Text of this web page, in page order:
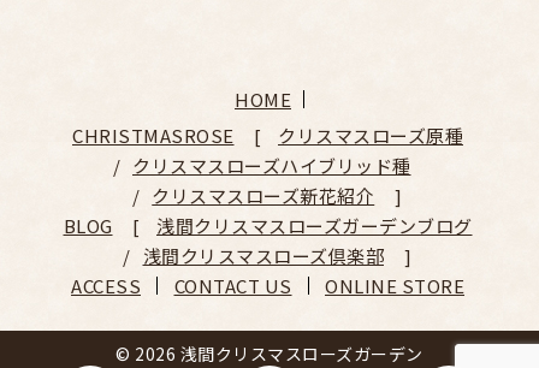
HOME
CHRISTMASROSE
クリスマスローズ原種
クリスマスローズハイブリッド種
クリスマスローズ新花紹介
BLOG
浅間クリスマスローズガーデンブログ
浅間クリスマスローズ倶楽部
ACCESS
CONTACT US ONLINE STORE
© 2026 浅間クリスマスローズガーデン